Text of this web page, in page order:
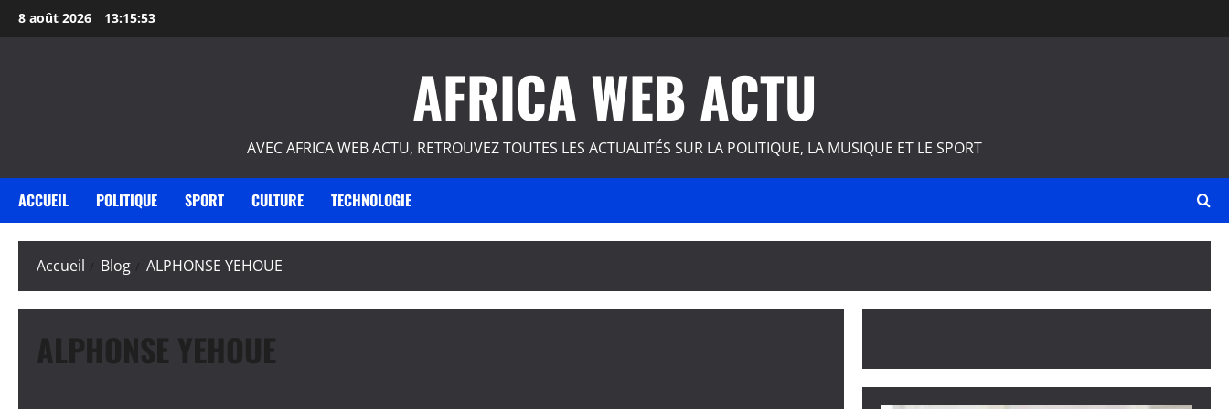
Aller
au
8 août 2026 13:15:54
AFRICA WEB ACTU
AVEC AFRICA WEB ACTU, RETROUVEZ TOUTES LES ACTUALITÉS SUR LA POLITIQUE, LA MUSIQUE ET LE SPORT
ACCUEIL POLITIQUE SPORT CULTURE TECHNOLOGIE
Accueil Blog ALPHONSE YEHOUE
ALPHONSE YEHOUE